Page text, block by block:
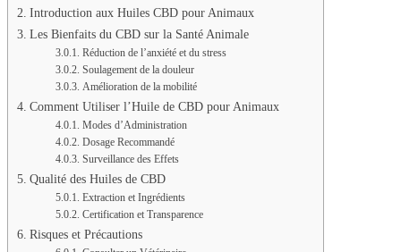
Introduction aux Huiles CBD pour Animaux
Les Bienfaits du CBD sur la Santé Animale
Réduction de l’anxiété et du stress
Soulagement de la douleur
Amélioration de la mobilité
Comment Utiliser l’Huile de CBD pour Animaux
Modes d’Administration
Dosage Recommandé
Surveillance des Effets
Qualité des Huiles de CBD
Extraction et Ingrédients
Certification et Transparence
Risques et Précautions